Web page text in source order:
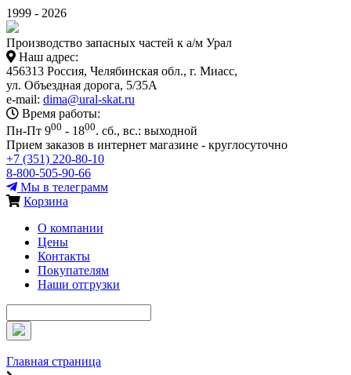
1999 - 2026
Производство запасных частей к а/м Урал
Наш адрес:
456313 Россия, Челябинская обл., г. Миасс,
ул. Объездная дорога, 5/35А
e-mail: dima@ural-skat.ru
Время работы:
Пн-Пт 900 - 1800. сб., вс.: выходной
Прием заказов в интернет магазине - круглосуточно
+7 (351) 220-80-10
8-800-505-90-66
Мы в телеграмм
Корзина
О компании
Цены
Контакты
Покупателям
Наши отгрузки
Главная страница